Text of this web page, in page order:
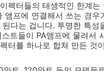
펙터들의 태생적인 한계
프에 연결해서 쓰는 경
다는 겁니다. 투명한 특
트들이 PA앰프에 물려서
터를 하나로 합쳐 만든 것